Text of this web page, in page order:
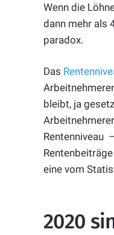
Wenn die
dann mehr als
paradox.
Das
bleibt, ja
Rentenniveau
eine vom
2020